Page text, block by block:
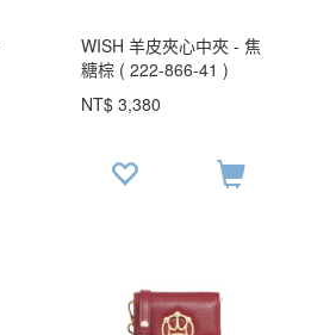
WISH 羊皮夾心中夾 - 焦
糖棕 ( 222-866-41 )
USD$ 122.9
NT$ 3,380